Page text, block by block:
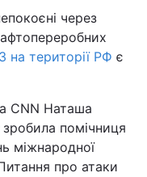
через
на території РФ є
CNN Наташа
помічниця
міжнародної
про атаки